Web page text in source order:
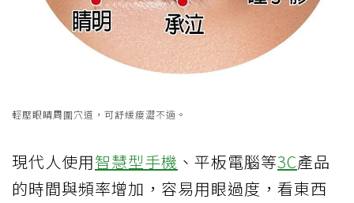
輕壓眼睛周圍穴道，可舒緩痠澀不適。
現代人使用智慧型手機 、平板電腦等3C產品
的時間與頻率增加，容易用眼過度，看東西